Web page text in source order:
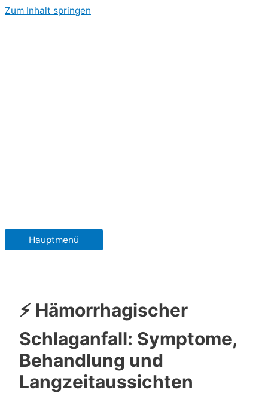
Zum Inhalt springen
Hauptmenü
⚡ Hämorrhagischer
Schlaganfall: Symptome,
Behandlung und
Langzeitaussichten